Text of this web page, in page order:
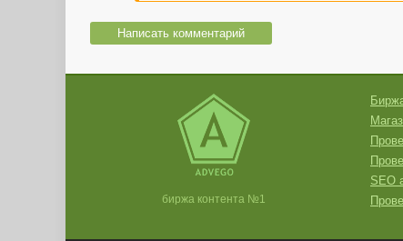
Написать комментарий
биржа контента №1
SEO